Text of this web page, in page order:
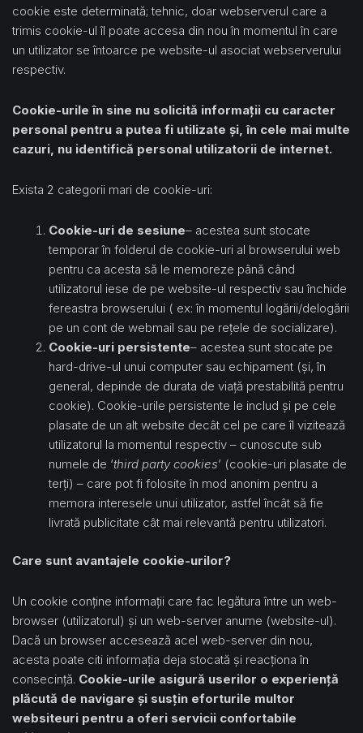
cookie este determinată; tehnic, doar webserverul care a
trimis cookie-ul îl poate accesa din nou în momentul în care
un utilizator se întoarce pe website-ul asociat webserverului
respectiv.
Cookie-urile în sine nu solicită informații cu caracter
personal pentru a putea fi utilizate și, în cele mai multe
cazuri, nu identifică personal utilizatorii de internet.
Exista 2 categorii mari de cookie-uri:
Cookie-uri de sesiune– acestea sunt stocate
temporar în folderul de cookie-uri al browserului web
pentru ca acesta să le memoreze până când
utilizatorul iese de pe website-ul respectiv sau închide
fereastra browserului ( ex: în momentul logării/delogării
pe un cont de webmail sau pe rețele de socializare).
Cookie-uri persistente– acestea sunt stocate pe
hard-drive-ul unui computer sau echipament (și, în
general, depinde de durata de viață prestabilită pentru
cookie). Cookie-urile persistente le includ și pe cele
plasate de un alt website decât cel pe care îl vizitează
utilizatorul la momentul respectiv – cunoscute sub
numele de ‘third party cookies’ (cookie-uri plasate de
terți) – care pot fi folosite în mod anonim pentru a
memora interesele unui utilizator, astfel încât să fie
livrată publicitate cât mai relevantă pentru utilizatori.
Care sunt avantajele cookie-urilor?
Un cookie conține informații care fac legătura între un web-
browser (utilizatorul) și un web-server anume (website-ul).
Dacă un browser accesează acel web-server din nou,
acesta poate citi informația deja stocată și reacționa în
consecință. Cookie-urile asigură userilor o experiență
plăcută de navigare și susțin eforturile multor
websiteuri pentru a oferi servicii confortabile